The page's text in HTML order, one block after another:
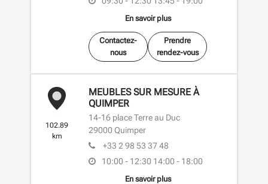
En savoir plus
Contactez-
nous
Prendre
rendez-vous
102.89
km
MEUBLES SUR MESURE À
QUIMPER
14-16 place Terre au Duc
29000 Quimper
+33 2 98 53 37 48
10:00 - 12:30 14:00 - 18:00
En savoir plus